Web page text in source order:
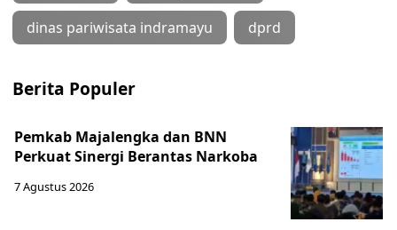
dinas pariwisata indramayu dprd
Berita Populer
Pemkab Majalengka dan BNN
Perkuat Sinergi Berantas Narkoba
7 Agustus 2026